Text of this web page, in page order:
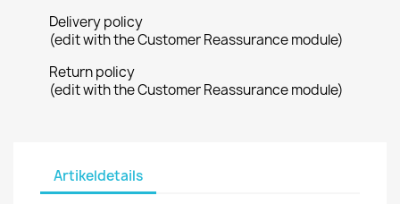
Delivery policy
(edit with the Customer Reassurance module)
Return policy
(edit with the Customer Reassurance module)
Artikeldetails